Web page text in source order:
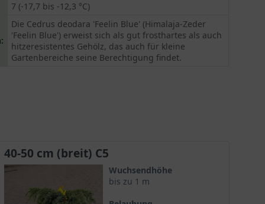
7 (-17,7 bis -12,3 °C)
Die Cedrus deodara 'Feelin Blue' (Himalaja-Zeder
'Feelin Blue') erweist sich als gut frosthartes als auch
hitzeresistentes Gehölz, das auch für kleine
Gartenbereiche seine Berechtigung findet.
40-50 cm (breit) C5
Wuchsendhöhe
bis zu 1 m